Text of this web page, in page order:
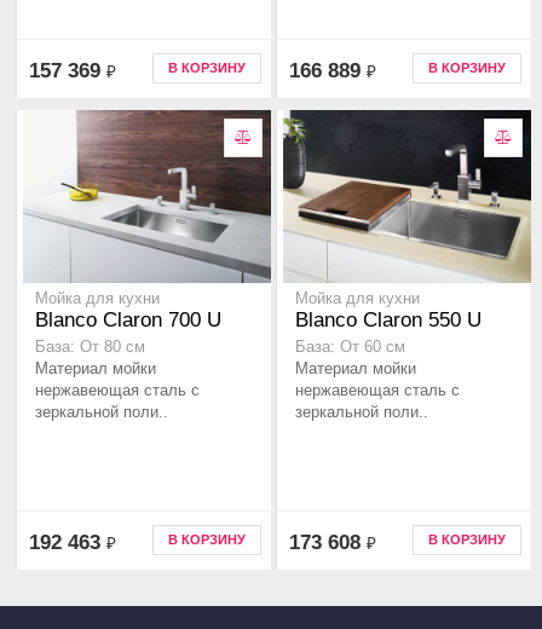
157 369 ₽ В КОРЗИНУ 166 889 ₽ В КОРЗИНУ
Мойка для кухни
Blanco Claron 700 U
База: От 80 см
Материал мойки
нержавеющая сталь с
зеркальной поли..
192 463 ₽ В КОРЗИНУ
Мойка для кухни
Blanco Claron 550 U
База: От 60 см
Материал мойки
нержавеющая сталь с
зеркальной поли..
173 608 ₽ В КОРЗИНУ